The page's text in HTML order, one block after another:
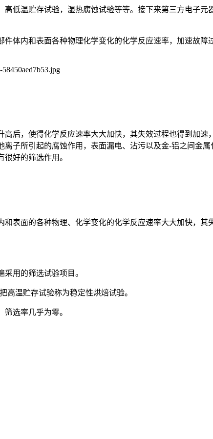
低温贮存试验，湿热腐蚀试验等等。接下来第三方电子元
体内和表面各种物理化学变化的化学反应速率，加速故障
后，使得化学反应速率大大加快，其失效过程也得到加速
子所引起的腐蚀作用，表面漏电、沾污以及金-铝之间金
好的筛选作用。
表面的各种物理、化学变化的化学反应速率大大加快，其
用的筛选试验项目。
高温贮存试验称为稳定性烘焙试验。
选率几乎为零。